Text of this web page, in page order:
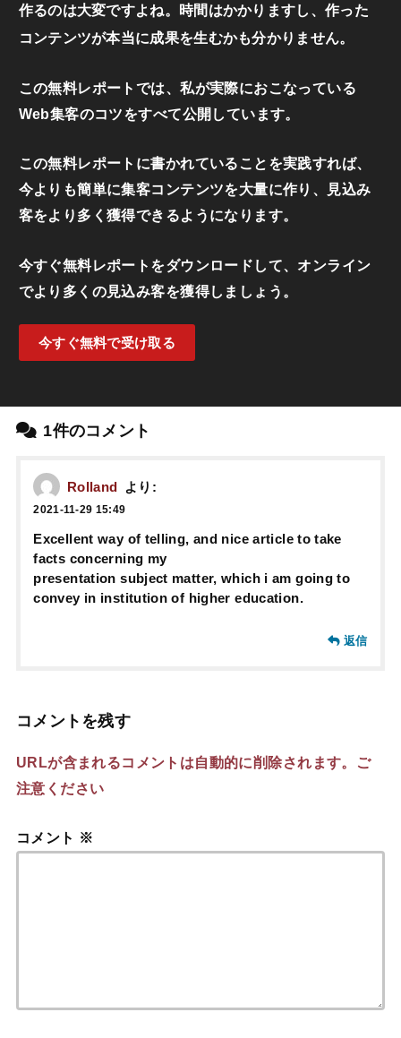
作るのは大変ですよね。時間はかかりますし、作った
コンテンツが本当に成果を生むかも分かりません。
この無料レポートでは、私が実際におこなっている
Web集客のコツをすべて公開しています。
この無料レポートに書かれていることを実践すれば、
今よりも簡単に集客コンテンツを大量に作り、見込み
客をより多く獲得できるようになります。
今すぐ無料レポートをダウンロードして、オンライン
でより多くの見込み客を獲得しましょう。
今すぐ無料で受け取る
1件のコメント
Rolland より:
2021-11-29 15:49
Excellent way of telling, and nice article to take
facts concerning my
presentation subject matter, which i am going to
convey in institution of higher education.
返信
コメントを残す
URLが含まれるコメントは自動的に削除されます。ご
注意ください
コメント ※